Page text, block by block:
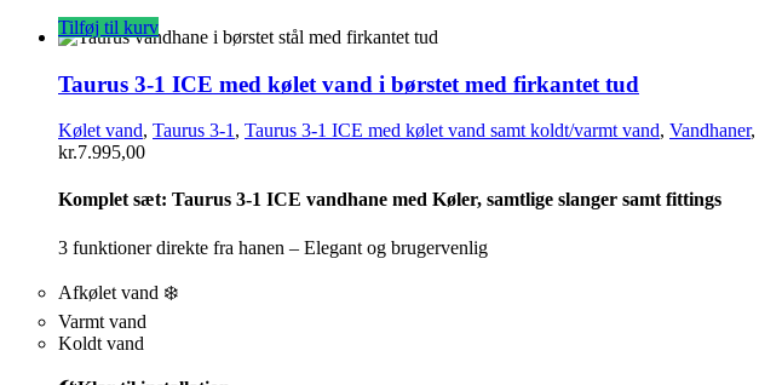
Tilføj til kurv
Taurus 3-1 ICE med kølet vand i børstet med firkantet tud
Kølet vand, Taurus 3-1 , Taurus 3-1 ICE med kølet vand samt koldt/varmt vand, Vandhaner,
kr.7.995,00
Komplet sæt: Taurus 3-1 ICE vandhane med Køler, samtlige slanger samt fittings
3 funktioner direkte fra hanen – Elegant og brugervenlig
Afkølet vand ❄️
Varmt vand
Koldt vand